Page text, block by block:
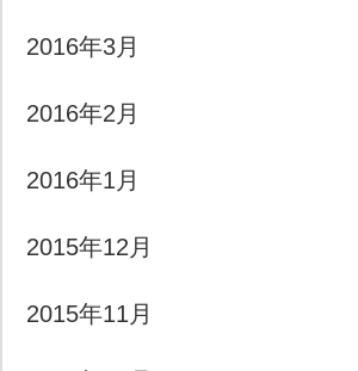
2016年3月
2016年2月
2016年1月
2015年12月
2015年11月